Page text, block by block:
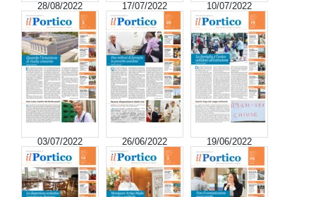
28/08/2022 17/07/2022 10/07/2022
03/07/2022 26/06/2022 19/06/2022